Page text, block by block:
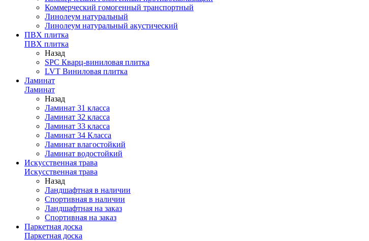
Коммерческий гомогенный транспортный
Линолеум натуральный
Линолеум натуральный акустический
ПВХ плитка
ПВХ плитка
Назад
SPC Кварц-виниловая плитка
LVT Виниловая плитка
Ламинат
Ламинат
Назад
Ламинат 31 класса
Ламинат 32 класса
Ламинат 33 класса
Ламинат 34 Класса
Ламинат влагостойкий
Ламинат водостойкий
Искусственная трава
Искусственная трава
Назад
Ландшафтная в наличии
Спортивная в наличии
Ландшафтная на заказ
Спортивная на заказ
Паркетная доска
Паркетная доска